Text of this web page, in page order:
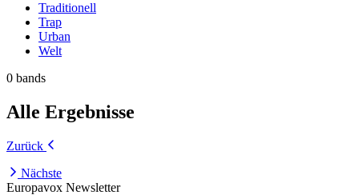
Traditionell
Trap
Urban
Welt
0 bands
Alle Ergebnisse
Zurück
Nächste
Europavox Newsletter